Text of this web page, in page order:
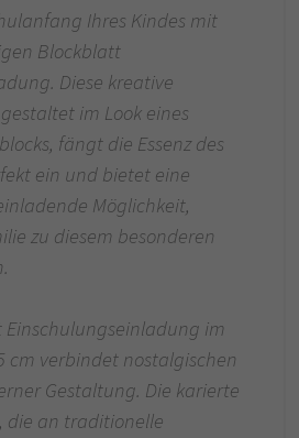
Ihres Kindes mit
Blockblatt
Diese kreative
im Look eines
fängt die Essenz des
ein und bietet eine
Möglichkeit,
zu diesem besonderen
Einschulungseinladung im
cm verbindet nostalgischen
Gestaltung. Die karierte
die an traditionelle